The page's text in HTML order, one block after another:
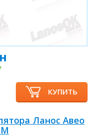
КУПИТЬ
Ланос Авео